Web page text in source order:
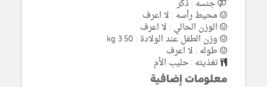
جنسه : ذكر
محيط رأسه : لا اعرف
الوزن الحالي : لا اعرف
وزن الطفل عند الولادة : 3.50 kg
طوله : لا اعرف
تغذيته : حليب الأم
معلومات إضافية